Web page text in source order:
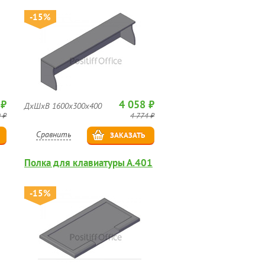
₽
-15%
ДхШхВ 1600х300х400 4 058 ₽
4 774 ₽
Сравнить ЗАКАЗАТЬ
Полка для клавиатуры А.401
-15%